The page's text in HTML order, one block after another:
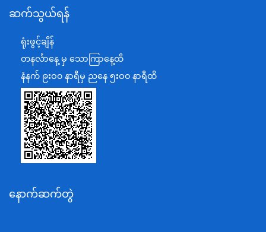
စီမံကိန်း၊ဘဏ္ဍာရေးနှင့်စက်မှုဝန်ကြီးဌာန
အပြည်ပြည်ဆိုင်ရာပူးပေါင်းဆောင်ရွက်ရေးဝန်ကြီးဌာန
ပြန်ကြားရေးဝန်ကြီးဌာန
သာသနာရေးနှင့် ယဉ်ကျေးမှုဝန်ကြီးဌာန
စိုက်ပျိုးရေး၊မွေးမြူရေးနှင့်ဆည်မြောင်းဝန်ကြီးဌာန
ပို့ဆောင်ရေးနှင့်ဆက်သွယ်ရေးဝန်ကြီးဌာန
သယံဇာတနှင့်ပတ်ဝန်းကျင်ထိန်းသိမ်းရေးဝန်ကြီးဌာန
အလုပ်သမား၊လူဝင်မှုကြီးကြပ်ရေးနှင့်ပြည်သူ့အင်အား
ဆက်သွယ်ရန်
ရုံးဖွင့်ချိန်
တနင်္လာနေ့ မှ သောကြာနေ့ထိ
နံနက် ၉းဝ၀ နာရီမှ ညနေ ၅းဝ၀ နာရီထိ
နောက်ဆက်တွဲ